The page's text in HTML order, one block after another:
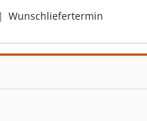
Wunschliefertermin